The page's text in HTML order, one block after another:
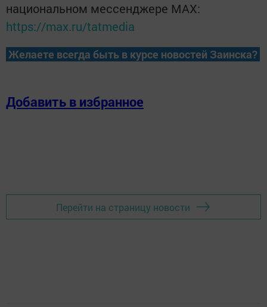
национальном мессенджере MАХ:
https://max.ru/tatmedia
Желаете всегда быть в курсе новостей Заинска?
Добавить в избранное
Перейти на страницу новости